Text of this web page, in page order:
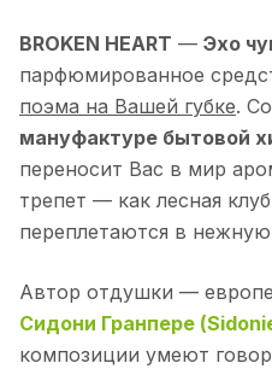
BROKEN HEART — Эхо
парфюмированное
поэма на Вашей губке.
мануфактуре бытовой
переносит Вас в мир
трепет — как лесная
переплетаются в
Автор отдушки —
Сидони Гранпере
композиции умеют